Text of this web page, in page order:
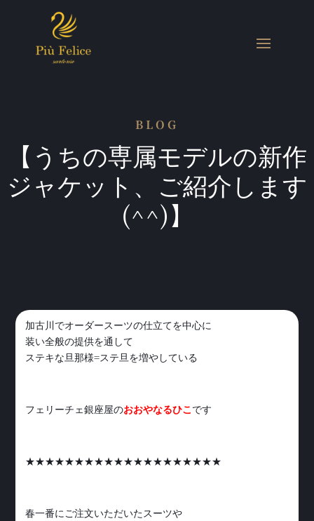
BLOG
【うちの専属モデルの新作
ジャケット、ご紹介します
(^^)】
加古川でオーダースーツの仕立てを中心に
装い全般の提供を通して
ステキな旦那様=ステ旦を増やしている
フェリーチェ銀座屋のおおやなるひこです
★★★★★★★★★★★★★★★★★★★★
春一番にご注文いただいたスーツや